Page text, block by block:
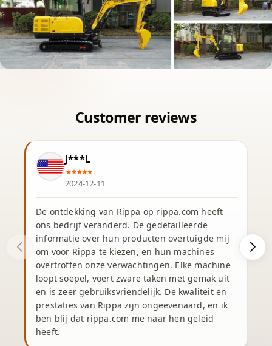
J***L
2024-12-11
De ontdekking van Rippa op rippa.com heeft
ons bedrijf veranderd. De gedetailleerde
informatie over hun producten overtuigde mij
om voor Rippa te kiezen, en hun machines
overtroffen onze verwachtingen. Elke machine
loopt soepel, voert zware taken met gemak uit
en is zeer gebruiksvriendelijk. De kwaliteit en
prestaties van Rippa zijn ongeëvenaard, en ik
ben blij dat rippa.com me naar hen geleid
heeft.